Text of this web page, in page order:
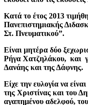
Κατά το έτος 2013
Πανεπιστημιακής
Στ. Πνευματικού”.
Είναι μητέρα δύο
Ρήγα Χατζηλάκου, και
Δανάης και της Δάφνης.
Είχε την ευλογία να
της Χριστίνας και του
αγαπημένου αδελφού,